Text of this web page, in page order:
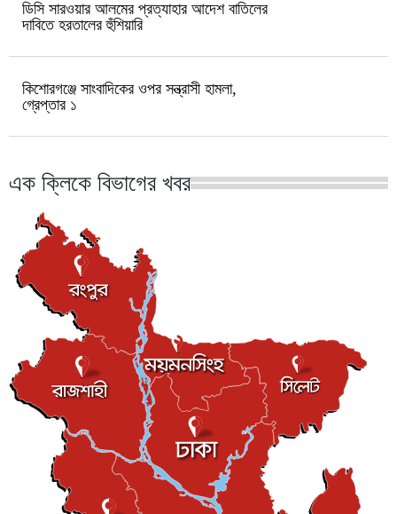
ডিসি সারওয়ার আলমের প্রত্যাহার আদেশ বাতিলের
দাবিতে হরতালের হুঁশিয়ারি
কিশোরগঞ্জে সাংবাদিকের ওপর সন্ত্রাসী হামলা,
গ্রেপ্তার ১
ঝিনাইদহের সেই জেলা প্রশাসক মাসুদ
এক ক্লিকে বিভাগের খবর